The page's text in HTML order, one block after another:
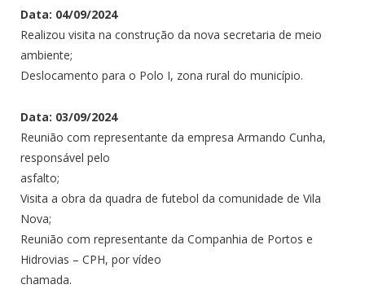
Data: 04/09/2024
Realizou visita na construção da nova secretaria de meio
ambiente;
Deslocamento para o Polo I, zona rural do município.
Data: 03/09/2024
Reunião com representante da empresa Armando Cunha,
responsável pelo
asfalto;
Visita a obra da quadra de futebol da comunidade de Vila
Nova;
Reunião com representante da Companhia de Portos e
Hidrovias – CPH, por vídeo
chamada.